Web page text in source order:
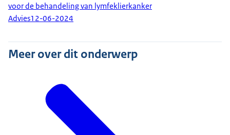
voor de behandeling van lymfeklierkanker
Advies12-06-2024
Meer over dit onderwerp